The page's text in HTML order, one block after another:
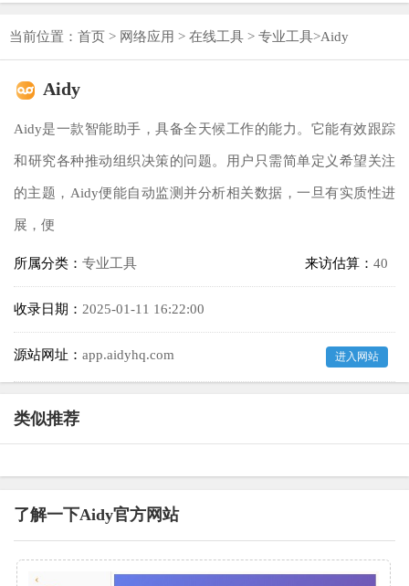
当前位置： 首页 > 网络应用 > 在线工具 > 专业工具>Aidy
Aidy
Aidy是一款智能助手，具备全天候工作的能力。它能有效跟踪
和研究各种推动组织决策的问题。用户只需简单定义希望关注
的主题，Aidy便能自动监测并分析相关数据，一旦有实质性进
展，便
所属分类： 专业工具 来访估算： 40
收录日期： 2025-01-11 16:22:00
源站网址： app.aidyhq.com 进入网站
类似推荐
了解一下Aidy官方网站